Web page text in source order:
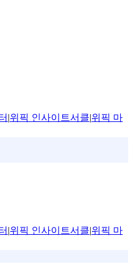
|위픽 인사이트서클|위픽 마
|위픽 인사이트서클|위픽 마